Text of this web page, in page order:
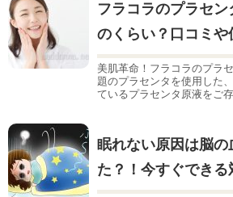
フラコラのプラセ
のくらい？口コミ
美肌革命！フラコラのプラ
題のプラセンタを使用した
ているプラセンタ原液をご
眠れない原因は脳の
た？！今すぐできる